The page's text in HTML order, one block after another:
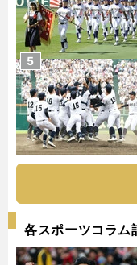
5
各スポーツコラム